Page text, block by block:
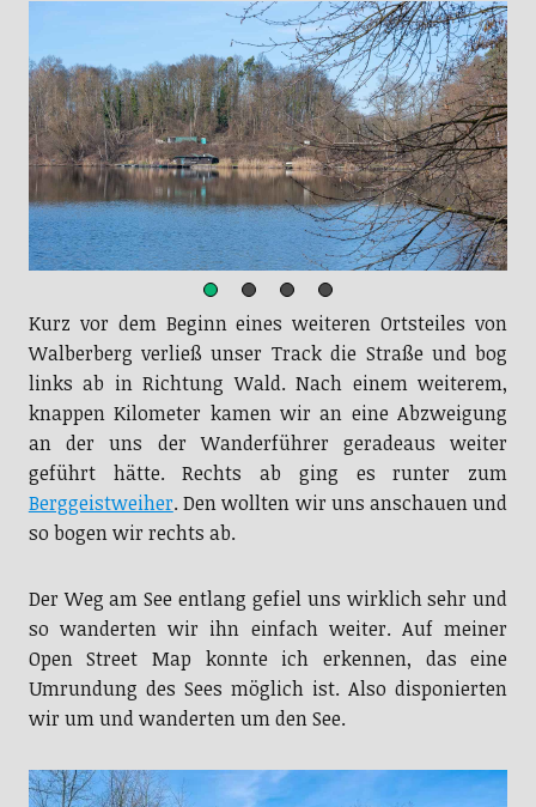
Kurz vor dem Beginn eines weiteren Ortsteiles von
Walberberg verließ unser Track die Straße und bog
links ab in Richtung Wald. Nach einem weiterem,
knappen Kilometer kamen wir an eine Abzweigung
an der uns der Wanderführer geradeaus weiter
geführt hätte. Rechts ab ging es runter zum
Berggeistweiher. Den wollten wir uns anschauen und
so bogen wir rechts ab.
Der Weg am See entlang gefiel uns wirklich sehr und
so wanderten wir ihn einfach weiter. Auf meiner
Open Street Map konnte ich erkennen, das eine
Umrundung des Sees möglich ist. Also disponierten
wir um und wanderten um den See.